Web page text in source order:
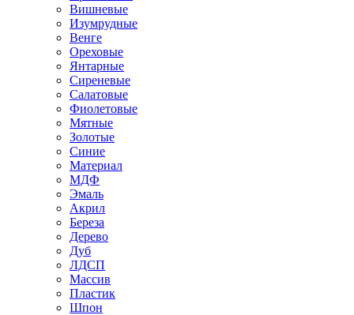
Вишневые
Изумрудные
Венге
Ореховые
Янтарные
Сиреневые
Салатовые
Фиолетовые
Мятные
Золотые
Синие
Материал
МДФ
Эмаль
Акрил
Береза
Дерево
Дуб
ЛДСП
Массив
Пластик
Шпон